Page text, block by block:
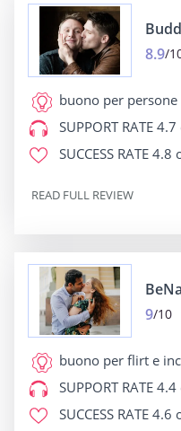
8.9/
buono per
SUPPORT RATE 4.7
SUCCESS RATE 4.8
READ FULL REVIEW
9/10
buono per flirt e
SUPPORT RATE 4.4
SUCCESS RATE 4.6